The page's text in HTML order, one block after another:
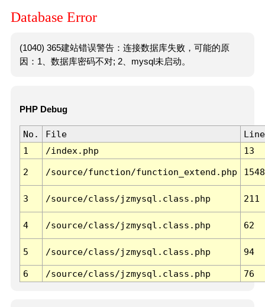
Database Error
(1040) 365建站错误警告：连接数据库失败，可能的原
因：1、数据库密码不对; 2、mysql未启动。
PHP Debug
No. File
Line
1
/index.php 13
2 /source/function/function_extend.php 1548
3 /source/class/jzmysql.class.php 211
4 /source/class/jzmysql.class.php 62
5 /source/class/jzmysql.class.php 94
6 /source/class/jzmysql.class.php 76